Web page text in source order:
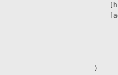
                        )